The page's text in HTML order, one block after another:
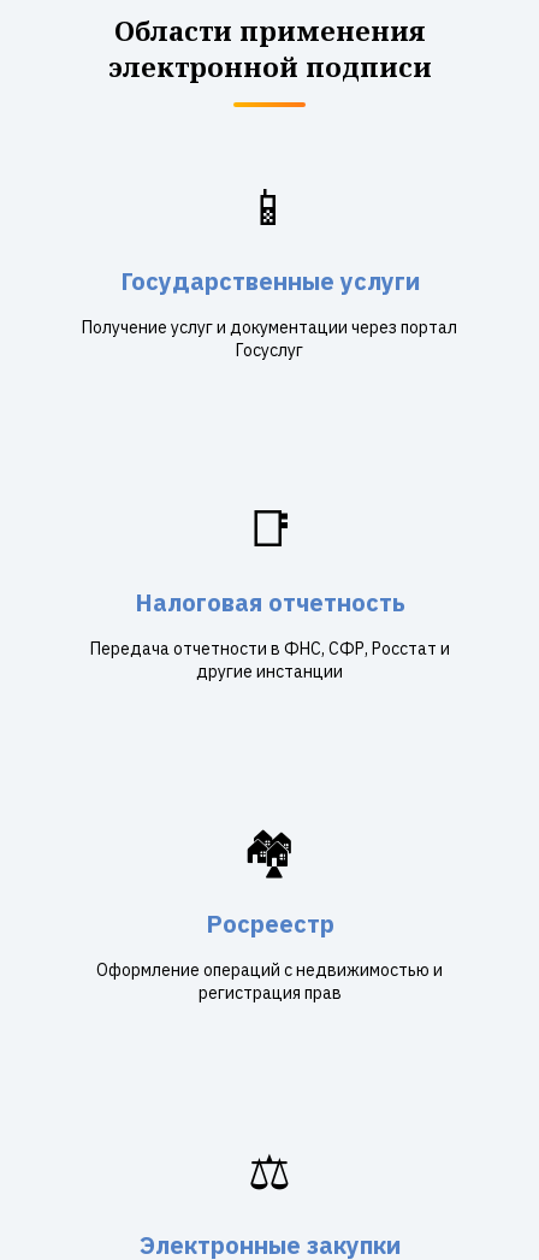
Области применения
электронной подписи
📱
Государственные услуги
Получение услуг и документации через портал
Госуслуг
📑
Налоговая отчетность
Передача отчетности в ФНС, СФР, Росстат и
другие инстанции
🏘️
Росреестр
Оформление операций с недвижимостью и
регистрация прав
⚖️
Электронные закупки